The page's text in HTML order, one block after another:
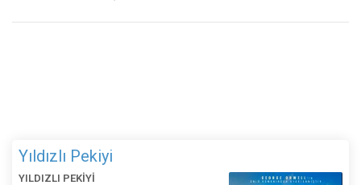
Yıldızlı Pekiyi
YILDIZLI PEKİYİ